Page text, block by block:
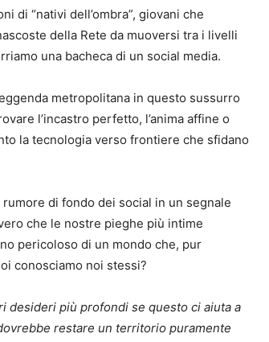
di “nativi dell’ombra”, giovani che
della Rete da muoversi tra i livelli
una bacheca di un social media.
metropolitana in questo sussurro
l’incastro perfetto, l’anima affine o
la tecnologia verso frontiere che sfidano
di fondo dei social in un segnale
che le nostre pieghe più intime
pericoloso di un mondo che, pur
conosciamo noi stessi?
desideri più profondi se questo ci aiuta a
restare un territorio puramente